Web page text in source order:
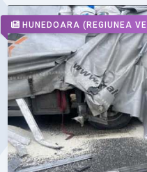
HUNEDOARA (REGIUNEA